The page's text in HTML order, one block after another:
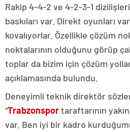
Rakip 4-4-2 ve 4-2-3-1
baskıları var. Direkt oyunları
kovalıyorlar. Özellikle çözüm
noktalarının olduğunu görüp
toplar da bizim için çözüm
açıklamasında bulundu.
Deneyimli teknik direktör
“Trabzonsportaraftarının
var. Ben iyi bir kadro